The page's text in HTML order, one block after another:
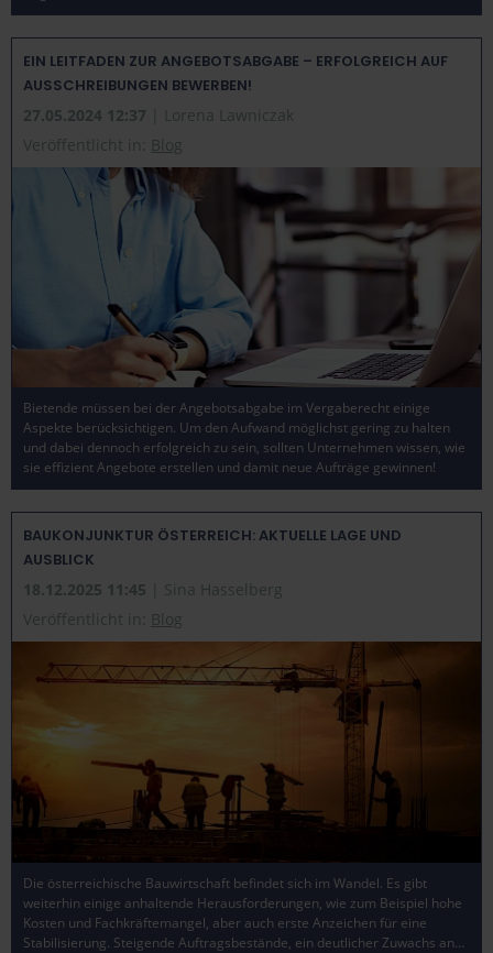
EIN LEITFADEN ZUR ANGEBOTSABGABE – ERFOLGREICH AUF
AUSSCHREIBUNGEN BEWERBEN!
27.05.2024 12:37
| Lorena Lawniczak
Veröffentlicht in:
Blog
Bietende müssen bei der Angebotsabgabe im Vergaberecht einige
Aspekte berücksichtigen. Um den Aufwand möglichst gering zu halten
und dabei dennoch erfolgreich zu sein, sollten Unternehmen wissen, wie
sie effizient Angebote erstellen und damit neue Aufträge gewinnen!
BAUKONJUNKTUR ÖSTERREICH: AKTUELLE LAGE UND
AUSBLICK
18.12.2025 11:45
| Sina Hasselberg
Veröffentlicht in:
Blog
Die österreichische Bauwirtschaft befindet sich im Wandel. Es gibt
weiterhin einige anhaltende Herausforderungen, wie zum Beispiel hohe
Kosten und Fachkräftemangel, aber auch erste Anzeichen für eine
Stabilisierung. Steigende Auftragsbestände, ein deutlicher Zuwachs an…